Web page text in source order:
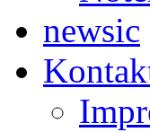
newsic